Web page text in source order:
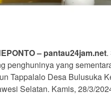
– pantau24jam.net.
penghuninya yang
Tappalalo Desa Bulusuka
Selatan. Kamis, 28/3/